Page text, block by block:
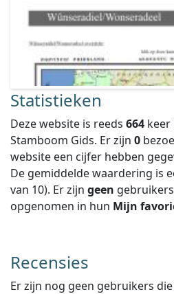
Statistieken
Deze website is reeds 664 keer
Stamboom Gids. Er zijn 0
website een cijfer hebben
De gemiddelde waardering is
van 10). Er zijn geen
opgenomen in hun Mijn
Recensies
Er zijn nog geen gebruikers